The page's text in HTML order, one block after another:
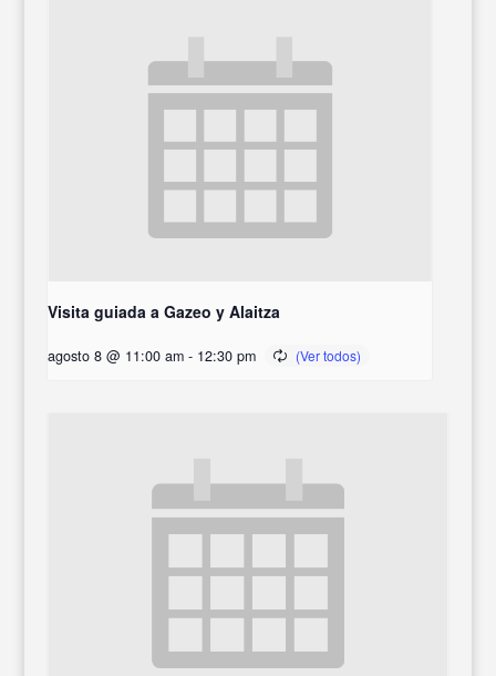
Visita guiada a Gazeo y Alaitza
agosto 8 @ 11:00 am - 12:30 pm